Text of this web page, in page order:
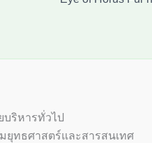
ริหารทั่วไป
ยุทธศาสตร์และสารสนเทศ